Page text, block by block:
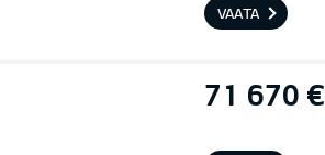
VAATA
71 670 €